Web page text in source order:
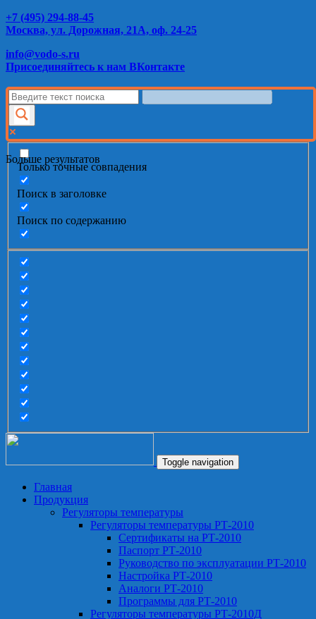
+7 (495) 294-88-45
Москва, ул. Дорожная, 21А, оф. 24-25
info@vodo-s.ru
Присоединяйтесь к нам ВКонтакте
Больше результатов
Только точные совпадения
Поиск в заголовке
Поиск по содержанию
Toggle navigation
Главная
Продукция
Регуляторы температуры
Регуляторы температуры РТ-2010
Сертификаты на РТ-2010
Паспорт РТ-2010
Руководство по эксплуатации РТ-2010
Настройка РТ-2010
Аналоги РТ-2010
Программы для РТ-2010
Регуляторы температуры РТ-2010Д